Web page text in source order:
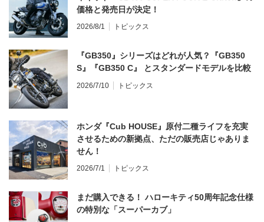
価格と発売日が決定！
2026/8/1 トピックス
『GB350』シリーズはどれが人気？『GB350
S』『GB350 C』 とスタンダードモデルを比較
2026/7/10 トピックス
ホンダ『Cub HOUSE』原付二種ライフを充実
させるための新拠点、ただの販売店じゃありま
せん！
2026/7/1 トピックス
まだ購入できる！ ハローキティ50周年記念仕様
の特別な「スーパーカブ」